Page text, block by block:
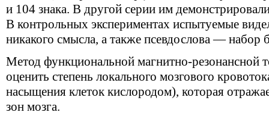
и 104 знака. В другой серии им
В контрольных экспериментах испытуемые
никакого смысла, а также псевдослова — набор
Метод функциональной магнитно-резонансной
оценить степень локального мозгового
насыщения клеток кислородом), которая
зон мозга.